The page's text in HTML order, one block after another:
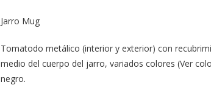
Jarro Mug
Tomatodo metálico (interior y exterior) con
medio del cuerpo del jarro, variados colores (Ver
negro.